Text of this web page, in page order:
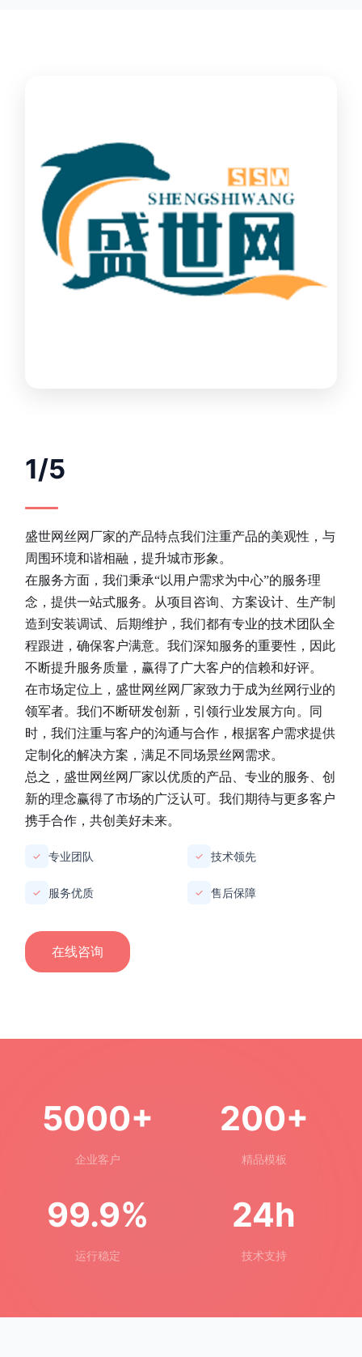
1/5
盛世网丝网厂家的产品特点我们注重产品的美观性，与
周围环境和谐相融，提升城市形象。
在服务方面，我们秉承“以用户需求为中心”的服务理
念，提供一站式服务。从项目咨询、方案设计、生产制
造到安装调试、后期维护，我们都有专业的技术团队全
程跟进，确保客户满意。我们深知服务的重要性，因此
不断提升服务质量，赢得了广大客户的信赖和好评。
在市场定位上， 盛世网丝网厂家致力于成为丝网行业的
领军者。我们不断研发创新，引领行业发展方向。同
时，我们注重与客户的沟通与合作，根据客户需求提供
定制化的解决方案，满足不同场景丝网需求。
总之， 盛世网丝网厂家以优质的产品、专业的服务、创
新的理念赢得了市场的广泛认可。我们期待与更多客户
携手合作，共创美好未来。
✓ 专业团队 ✓ 技术领先
✓ 服务优质 ✓ 售后保障
在线咨询
5000+
企业客户
200+
精品模板
99.9%
运行稳定
24h
技术支持